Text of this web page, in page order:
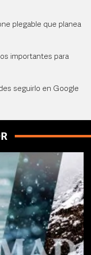
plegable que planea
importantes para
seguirlo en Google